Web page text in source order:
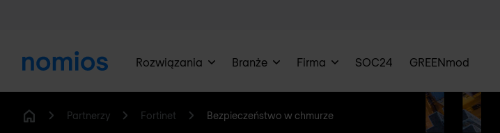
Rozwiązania Branże Firma SOC24 GREENmod
Partnerzy Fortinet Bezpieczeństwo w chmurze